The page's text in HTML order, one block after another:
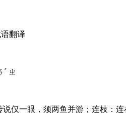
翻译
ㄓ
仅一眼，须两鱼并游；连枝：连